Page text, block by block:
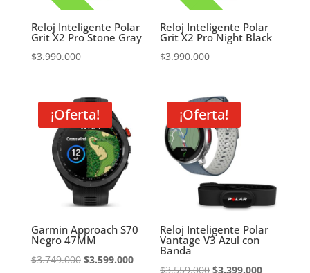
Reloj Inteligente Polar
Grit X2 Pro Stone Gray
$3.990.000
Reloj Inteligente Polar
Grit X2 Pro Night Black
$3.990.000
¡Oferta!
Garmin Approach S70
Negro 47MM
$3.749.000 El
$3.599.000El
¡Oferta!
Reloj Inteligente Polar
Vantage V3 Azul con
Banda
$3.559.000 El
$3.399.000El